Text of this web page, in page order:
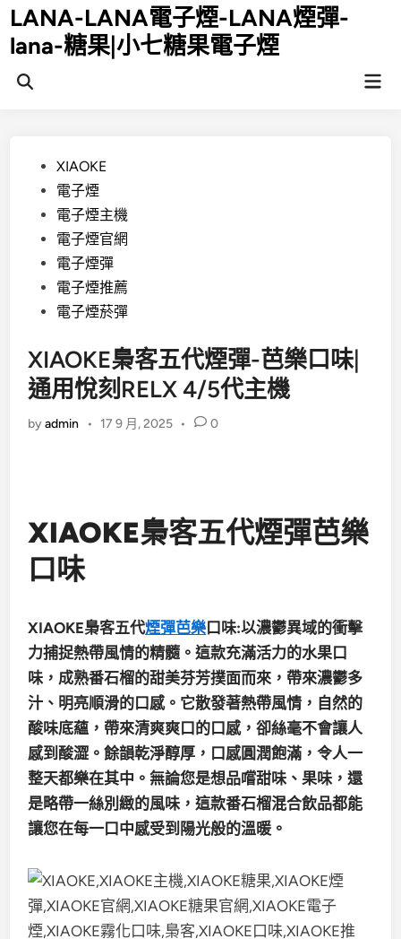
Skip
to
content
LANA-LANA電子煙-LANA煙彈-
lana-糖果|小七糖果電子煙
Open
PostedXIAOKE
電子煙
電子煙主機
電子煙官網
電子煙彈
電子煙推薦
電子煙菸彈
XIAOKE梟客五代煙彈-芭樂口味|
通用悅刻RELX 4/5代主機
byadmin • 17 9 月, 2025 • 0
XIAOKE梟客五代煙彈芭樂
口味
XIAOKE梟客五代煙彈芭樂 口味:以濃鬱異域的衝擊
力捕捉熱帶風情的精髓。這款充滿活力的水果口
味，成熟番石榴的甜美芬芳撲面而來，帶來濃鬱多
汁、明亮順滑的口感。它散發著熱帶風情，自然的
酸味底蘊，帶來清爽爽口的口感，卻絲毫不會讓人
感到酸澀。餘韻乾淨醇厚，口感圓潤飽滿，令人一
整天都樂在其中。無論您是想品嚐甜味、果味，還
是略帶一絲別緻的風味，這款番石榴混合飲品都能
讓您在每一口中感受到陽光般的溫暖。